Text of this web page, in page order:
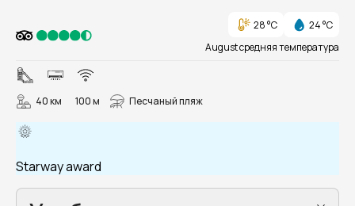
28 °C
24 °C
August средняя температура
40 км 100 м Песчаный пляж
Starway award